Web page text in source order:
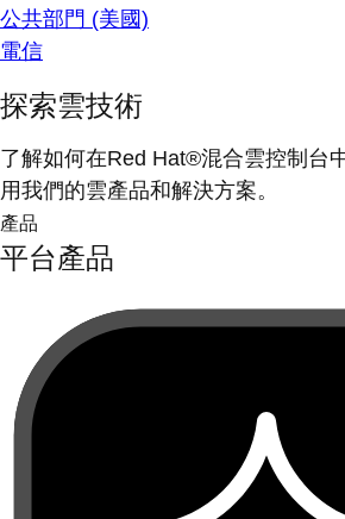
公共部門 (美國)
電信
探索雲技術
了解如何在Red Hat®混合雲控制台
用我們的雲產品和解決方案。
產品
平台產品